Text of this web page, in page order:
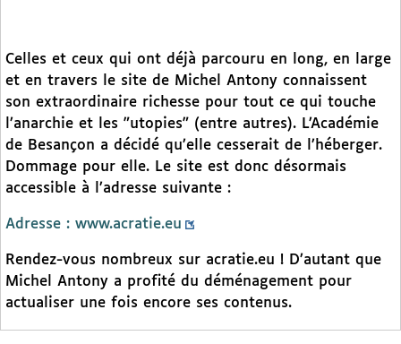
Celles et ceux qui ont déjà parcouru en long, en large
et en travers le site de Michel Antony connaissent
son extraordinaire richesse pour tout ce qui touche
l’anarchie et les "utopies" (entre autres). L’Académie
de Besançon a décidé qu’elle cesserait de l’héberger.
Dommage pour elle. Le site est donc désormais
accessible à l’adresse suivante :
Adresse : www.acratie.eu
Rendez-vous nombreux sur acratie.eu ! D’autant que
Michel Antony a profité du déménagement pour
actualiser une fois encore ses contenus.